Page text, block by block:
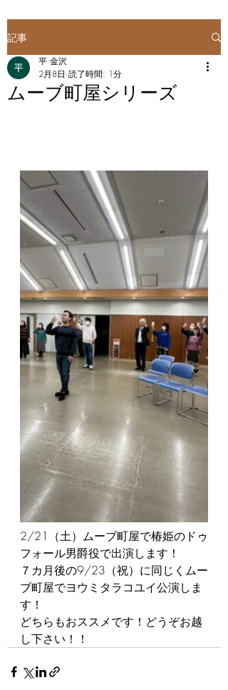
記事
ムーブ町屋シリーズ
平 金沢
2月8日 読了時間: 1分
2/21（土）ムーブ町屋で椿姫のドゥ
フォール男爵役で出演します！
７カ月後の9/23（祝）に同じくムー
ブ町屋でヨウミタラコユイ公演しま
す！
どちらもおススメです！どうぞお越
し下さい！！